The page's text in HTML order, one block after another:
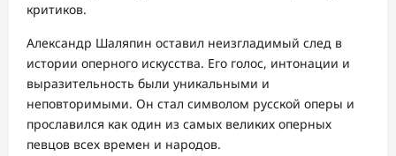
критиков.
Александр Шаляпин оставил неизгладимый след в
истории оперного искусства. Его голос, интонации и
выразительность были уникальными и
неповторимыми. Он стал символом русской оперы и
прославился как один из самых великих оперных
певцов всех времен и народов.